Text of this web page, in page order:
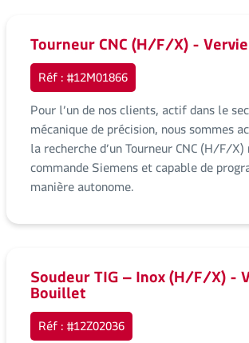
Tourneur CNC (H/F/X) -
Réf : #12M01866
Pour l’un de nos clients, actif dans le
mécanique de précision, nous sommes
la recherche d’un Tourneur CNC (H/F/
commande Siemens et capable de
manière autonome.
Soudeur TIG – Inox (H/F/X) -
Bouillet
Réf : #12Z02036